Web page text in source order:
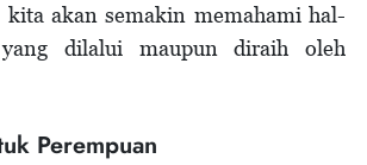
kita akan semakin memahami hal-
dilalui maupun diraih oleh
Perempuan